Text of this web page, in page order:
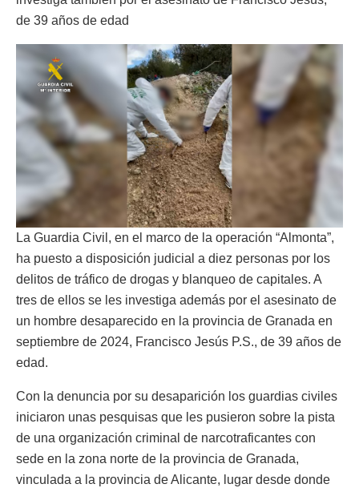
de 39 años de edad
La Guardia Civil, en el marco de la operación “Almonta”,
ha puesto a disposición judicial a diez personas por los
delitos de tráfico de drogas y blanqueo de capitales. A
tres de ellos se les investiga además por el asesinato de
un hombre desaparecido en la provincia de Granada en
septiembre de 2024, Francisco Jesús P.S., de 39 años de
edad.
Con la denuncia por su desaparición los guardias civiles
iniciaron unas pesquisas que les pusieron sobre la pista
de una organización criminal de narcotraficantes con
sede en la zona norte de la provincia de Granada,
vinculada a la provincia de Alicante, lugar desde donde